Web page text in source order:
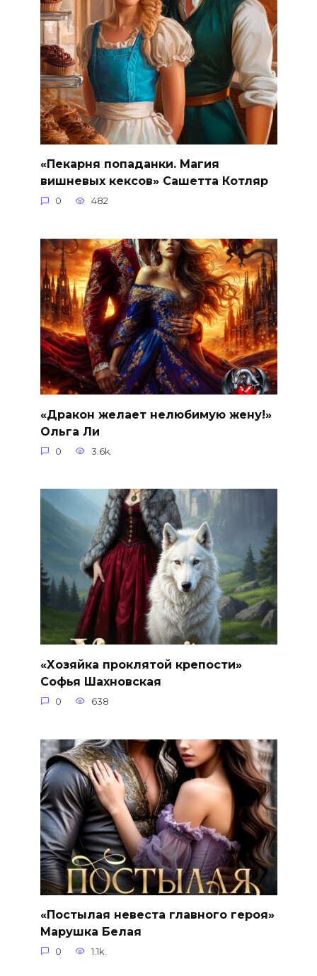
«Пекарня попаданки. Магия
вишневых кексов» Сашетта Котляр
0 482
«Дракон желает нелюбимую жену!»
Ольга Ли
0 3.6k.
«Хозяйка проклятой крепости»
Софья Шахновская
0 638
«Постылая невеста главного героя»
Марушка Белая
0 1.1k.